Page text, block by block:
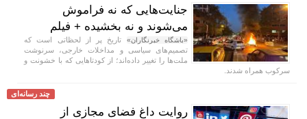
جنایت‌هایی که نه فراموش
می‌شوند و نه بخشیده + فیلم
«باشگاه خبرنگاران» تاریخ پر از لحظاتی است که
تصمیم‌های سیاسی و مداخلات خارجی، سرنوشت
ملت‌ها را تغییر داده‌اند؛ از کودتا‌هایی که با خشونت و
سرکوب همراه شدند.
چند رسانه‌ای
روایت داغ فضای مجازی از